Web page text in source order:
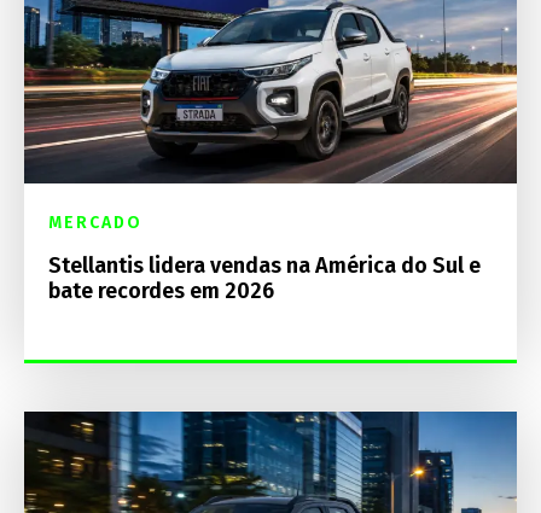
MERCADO
Stellantis lidera vendas na América do Sul e
bate recordes em 2026